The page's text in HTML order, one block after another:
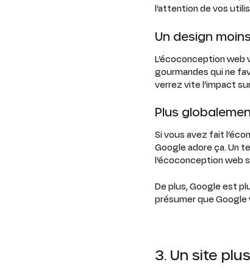
l’attention de vos
Un design
L’écoconception web
gourmandes qui ne
verrez vite l’impact
Plus
Si vous avez fait
Google adore ça. Un
l’écoconception web
De plus, Google est
présumer que
3. Un site